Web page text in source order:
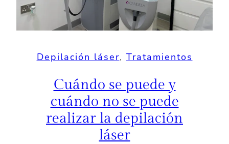
Depilación láser, Tratamientos
Cuándo se puede y
cuándo no se puede
realizar la depilación
láser